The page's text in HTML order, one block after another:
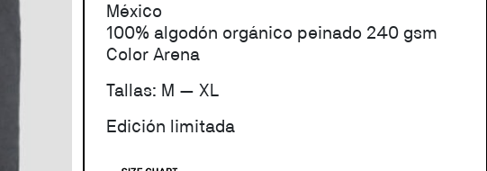
México
100% algodón orgánico peinado 240 gsm
Color Arena
Tallas: M — XL
Edición limitada